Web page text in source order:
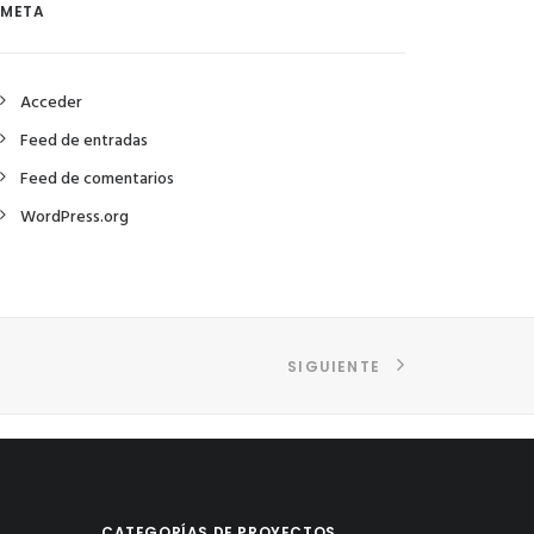
META
Acceder
Feed de entradas
Feed de comentarios
WordPress.org
SIGUIENTE